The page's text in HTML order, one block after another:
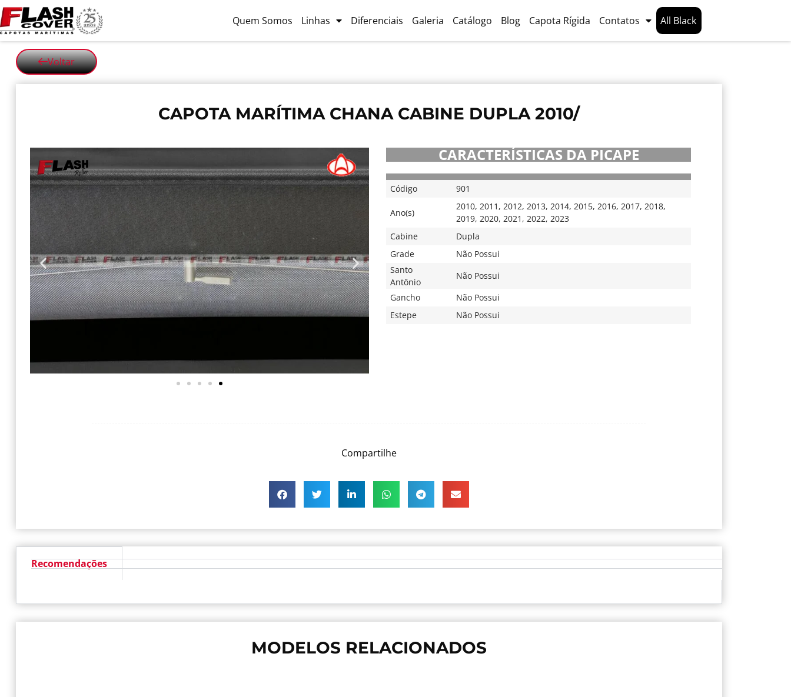
Quem Somos Linhas Diferenciais Galeria Catálogo Blog Capota Rígida Contatos All Black
Voltar
CAPOTA MARÍTIMA CHANA CABINE DUPLA 2010/
CARACTERÍSTICAS DA PICAPE
Código 901
Ano(s)
2010, 2011 , 2012, 2013, 2014, 2015, 2016, 2017, 2018,
2019, 2020, 2021 , 2022, 2023
Cabine
Dupla
Grade
Não Possui
Santo
Antônio
Não Possui
Gancho
Não Possui
Estepe
Não Possui
Compartilhe
Recomendações
MODELOS RELACIONADOS